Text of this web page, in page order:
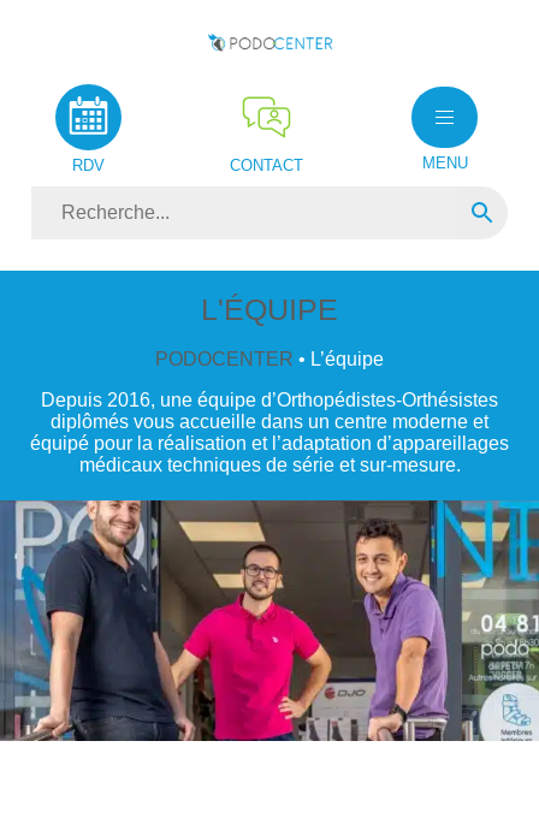
RDV CONTACT MENU
L'ÉQUIPE
PODOCENTER • L’équipe
Depuis 2016, une équipe d’Orthopédistes-Orthésistes
diplômés vous accueille dans un centre moderne et
équipé pour la réalisation et l’adaptation d’appareillages
médicaux techniques de série et sur-mesure.